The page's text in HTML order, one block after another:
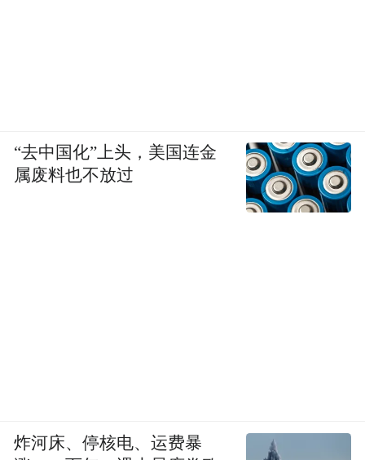
“去中国化”上头，美国连金
属废料也不放过
炸河床、停核电、运费暴